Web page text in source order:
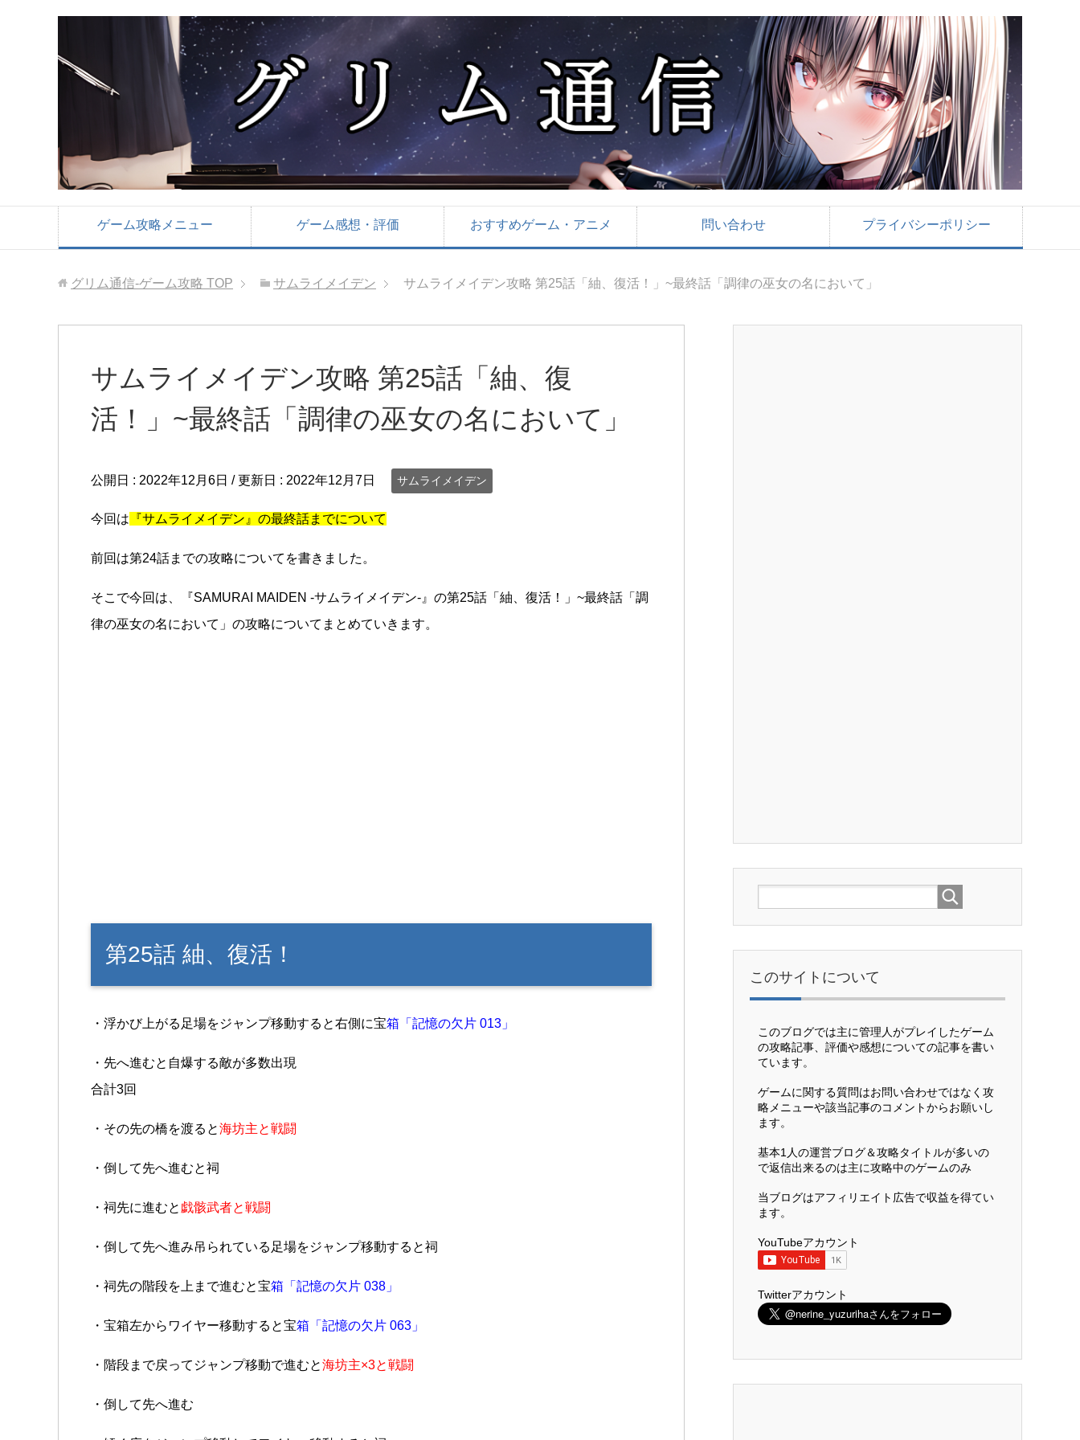
ゲーム攻略メニュー ゲーム感想・評価 おすすめゲーム・アニメ 問い合わせ プライバシーポリシー
グリム通信-ゲーム攻略 TOP サムライメイデン サムライメイデン攻略 第25話「紬、復活！」~最終話「調律の巫女の名において」
サムライメイデン攻略 第25話「紬、復
活！」~最終話「調律の巫女の名において」
公開日 : 2022年12月6日 / 更新日 : 2022年12月7日 サムライメイデン
今回は 『サムライメイデン』の最終話までについて
前回は第24話までの攻略についてを書きました。
そこで今回は、『SAMURAI MAIDEN -サムライメイデン-』の第25話「紬、復活！」~最終話「調
律の巫女の名において」の攻略についてまとめていきます。
第25話 紬、復活！
・浮かび上がる足場をジャンプ移動すると右側に宝箱「記憶の欠片 013」
・先へ進むと自爆する敵が多数出現
合計3回
・その先の橋を渡ると海坊主と戦闘
・倒して先へ進むと祠
・祠先に進むと 戯骸武者と戦闘
・倒して先へ進み吊られている足場をジャンプ移動すると祠
・祠先の階段を上まで進むと宝箱「記憶の欠片 038」
・宝箱左からワイヤー移動すると宝箱「記憶の欠片 063」
・階段まで戻ってジャンプ移動で進むと海坊主×3と戦闘
・倒して先へ進む
このサイトについて
このブログでは主に管理人がプレイしたゲーム
の攻略記事、評価や感想についての記事を書い
ています。
ゲームに関する質問はお問い合わせではなく攻
略メニューや該当記事のコメントからお願いし
ます。
基本1人の運営ブログ＆攻略タイトルが多いの
で返信出来るのは主に攻略中のゲームのみ
当ブログはアフィリエイト広告で収益を得てい
ます。
YouTubeアカウント
Twitterアカウント